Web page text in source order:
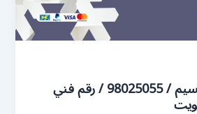
تركيب تكييف النسيم / 98025055 / رقم فني